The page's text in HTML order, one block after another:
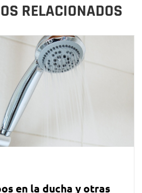
RELACIONADOS
en la ducha y otras